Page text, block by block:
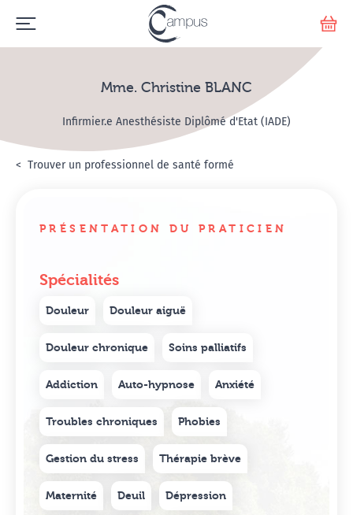
Mme. Christine BLANC
Infirmier.e Anesthésiste Diplômé d'Etat (IADE)
Accueil
Annuaire Hypnosanté
Trouver un professionnel de santé formé
PRÉSENTATION DU PRATICIEN
Spécialités
Douleur Douleur aiguë
Douleur chronique Soins palliatifs
Addiction Auto-hypnose Anxiété
Troubles chroniques Phobies
Gestion du stress Thérapie brève
Maternité Deuil Dépression